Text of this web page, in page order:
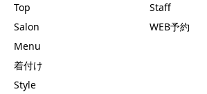
Top
Salon
Menu
着付け
Style
Staff
WEB予約